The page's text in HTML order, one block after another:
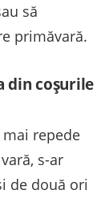
să
primăvară.
din coșurile
repede
s-ar
de două ori